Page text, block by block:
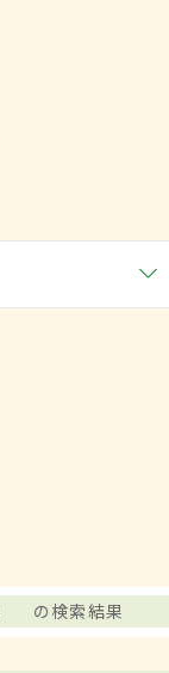
の検索結果